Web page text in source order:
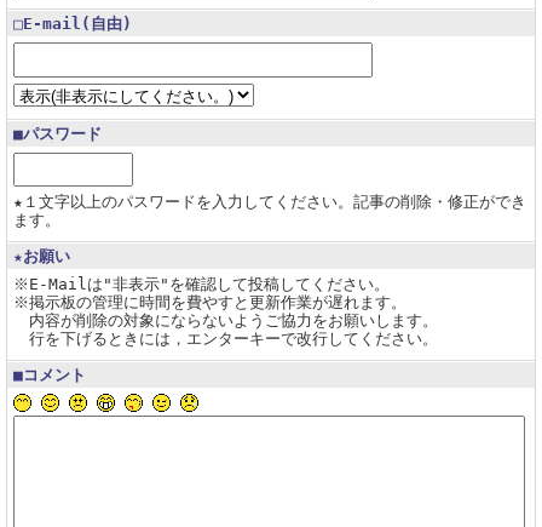
□E-mail(自由)
■パスワード
★１文字以上のパスワードを入力してください。記事の削除・修正ができ
ます。
★お願い
※E-Mailは"非表示"を確認して投稿してください。
※掲示板の管理に時間を費やすと更新作業が遅れます。
内容が削除の対象にならないようご協力をお願いします。
行を下げるときには，エンターキーで改行してください。
■コメント